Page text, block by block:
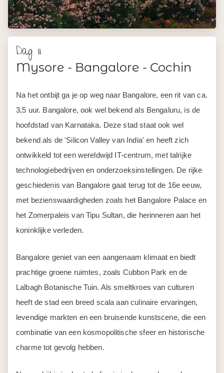
Dag 11
Mysore - Bangalore - Cochin
Na het ontbijt ga je op weg naar Bangalore, een rit van ca.
3,5 uur. Bangalore, ook wel bekend als Bengaluru, is de
hoofdstad van Karnataka. Deze stad staat ook wel
bekend als de 'Silicon Valley van India' en heeft zich
ontwikkeld tot een wereldwijd IT-centrum, met talrijke
technologiebedrijven en onderzoeksinstellingen. De rijke
geschiedenis van Bangalore gaat terug tot de 16e eeuw,
met bezienswaardigheden zoals het Bangalore Palace en
het Zomerpaleis van Tipu Sultan, die herinneren aan het
koninklijke verleden.
Bangalore geniet van een aangenaam klimaat en biedt
prachtige groene ruimtes, zoals Cubbon Park en de
Lalbagh Botanische Tuin. Als smeltkroes van culturen
heeft de stad een breed scala aan culinaire ervaringen,
levendige markten en een bruisende kunstscene, die een
combinatie van een kosmopolitische sfeer en historische
charme tot gevolg hebben.